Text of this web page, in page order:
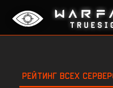
РЕЙТИНГ ВСЕХ